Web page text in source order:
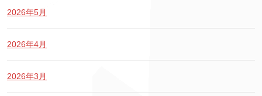
2026年5月
2026年4月
2026年3月